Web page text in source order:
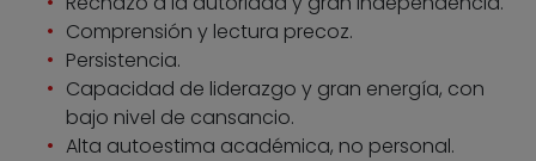
Comprensión y lectura precoz.
Persistencia.
Capacidad de liderazgo y gran energía, con
bajo nivel de cansancio.
Alta autoestima académica, no personal.